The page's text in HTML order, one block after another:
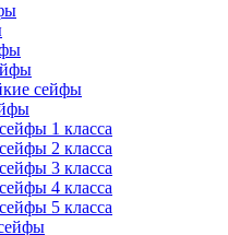
сейфы
1 класса
2 класса
3 класса
4 класса
5 класса